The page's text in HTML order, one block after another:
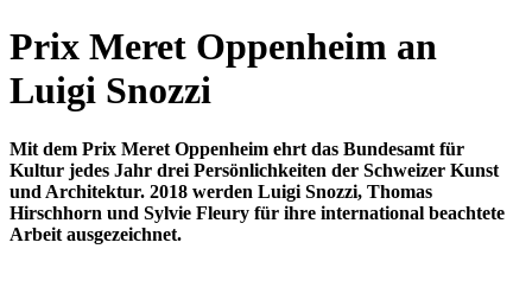
Prix Meret Oppenheim an
Luigi Snozzi
Mit dem Prix Meret Oppenheim ehrt das Bundesamt für
Kultur jedes Jahr drei Persönlichkeiten der Schweizer Kunst
und Architektur. 2018 werden Luigi Snozzi, Thomas
Hirschhorn und Sylvie Fleury für ihre international beachtete
Arbeit ausgezeichnet.